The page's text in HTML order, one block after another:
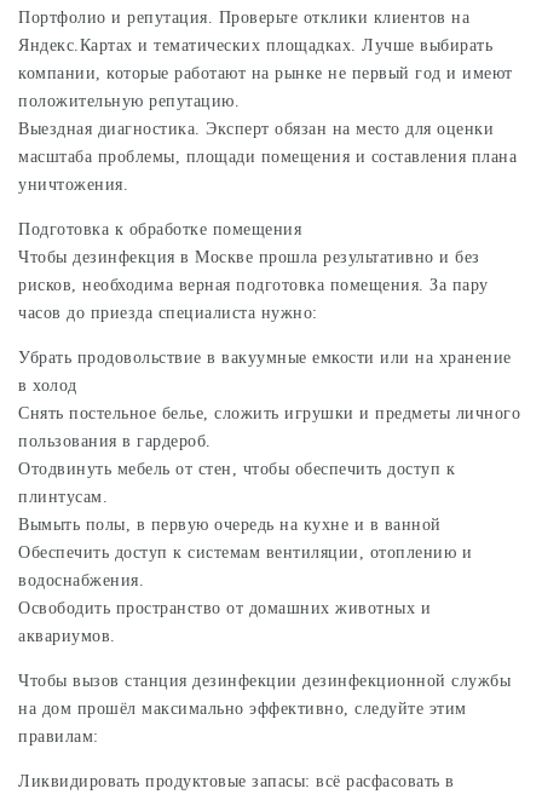
Портфолио и репутация. Проверьте отклики клиентов на
Яндекс.Картах и тематических площадках. Лучше выбирать
компании, которые работают на рынке не первый год и имеют
положительную репутацию.
Выездная диагностика. Эксперт обязан на место для оценки
масштаба проблемы, площади помещения и составления плана
уничтожения.
Подготовка к обработке помещения
Чтобы дезинфекция в Москве прошла результативно и без
рисков, необходима верная подготовка помещения. За пару
часов до приезда специалиста нужно:
Убрать продовольствие в вакуумные емкости или на хранение
в холод
Снять постельное белье, сложить игрушки и предметы личного
пользования в гардероб.
Отодвинуть мебель от стен, чтобы обеспечить доступ к
плинтусам.
Вымыть полы, в первую очередь на кухне и в ванной
Обеспечить доступ к системам вентиляции, отоплению и
водоснабжения.
Освободить пространство от домашних животных и
аквариумов.
Чтобы вызов станция дезинфекции дезинфекционной службы
на дом прошёл максимально эффективно, следуйте этим
правилам:
Ликвидировать продуктовые запасы: всё расфасовать в